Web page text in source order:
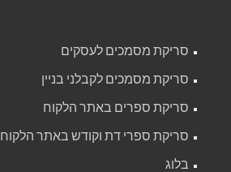
סריקת מסמכים לעסקים
סריקת מסמכים לקבלני בניין
סריקת ספרים באתר הלקוח
סריקת ספרי דת וקודש באתר הלקוח
בלוג